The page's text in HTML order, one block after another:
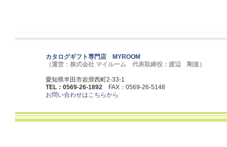
カタログギフト専門店 MYROOM
（運営：株式会社 マイルーム 代表取締役：渡辺 剛道）
愛知県半田市岩滑西町2-33-1
TEL：0569-26-1892 FAX：0569-26-5148
お問い合わせはこちらから